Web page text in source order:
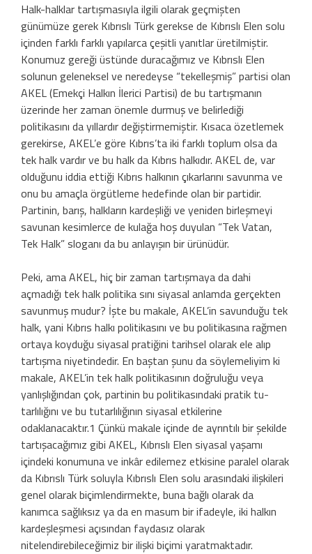
Halk-halklar tartışmasıyla ilgili olarak geçmişten
günümüze gerek Kıbrıslı Türk gerekse de Kıbrıslı Elen solu
içinden farklı farklı yapılarca çeşitli yanıtlar üretilmiştir.
Konumuz gereği üstünde duracağımız ve Kıbrıslı Elen
solunun geleneksel ve ne­redeyse “tekelleşmiş” partisi olan
AKEL (Emekçi Halkın İlerici Partisi) de bu tar­tışmanın
üzerinde her zaman önemle dur­muş ve belirlediği
politikasını da yıllardır değiştirmemiştir. Kısaca özetlemek
gerekir­se, AKEL’e göre Kıbrıs’ta iki farklı toplum olsa da
tek halk vardır ve bu halk da Kıb­rıs halkıdır. AKEL de, var
olduğunu iddia ettiği Kıbrıs halkının çıkarlarını savunma ve
onu bu amaçla örgütleme hedefinde olan bir partidir.
Partinin, barış, halkların kardeşliği ve yeniden birleşmeyi
savunan kesimlerce de kulağa hoş duyulan “Tek Va­tan,
Tek Halk” sloganı da bu anlayışın bir ürünüdür.
Peki, ama AKEL, hiç bir zaman tartış­maya da dahi
açmadığı tek halk politika­ sını siyasal anlamda gerçekten
savunmuş mudur? İşte bu makale, AKEL’in savundu­ğu tek
halk, yani Kıbrıs halkı politikasını ve bu politikasına rağmen
ortaya koyduğu siyasal pratiğini tarihsel olarak ele alıp
tar­tışma niyetindedir. En baştan şunu da söy­lemeliyim ki
makale, AKEL’in tek halk po­litikasının doğruluğu veya
yanlışlığından çok, partinin bu politikasındaki pratik tu­
tarlılığını ve bu tutarlılığının siyasal etkile­rine
odaklanacaktır.1 Çünkü makale içinde de ayrıntılı bir şekilde
tartışacağımız gibi AKEL, Kıbrıslı Elen siyasal yaşamı
içindeki konumuna ve inkâr edilemez etkisine para­lel olarak
da Kıbrıslı Türk soluyla Kıbrıslı Elen solu arasındaki ilişkileri
genel olarak biçimlendirmekte, buna bağlı olarak da
kanımca sağlıksız ya da en masum bir ifa­deyle, iki halkın
kardeşleşmesi açısından faydasız olarak
nitelendirebileceğimiz bir ilişki biçimi yaratmaktadır.